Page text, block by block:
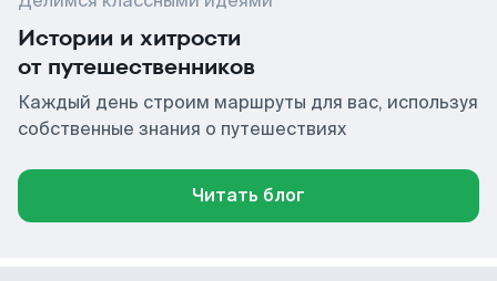
Истории и хитрости
от путешественников
Каждый день строим маршруты для вас, используя
собственные знания о путешествиях
Читать блог